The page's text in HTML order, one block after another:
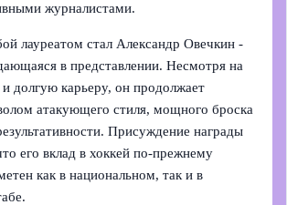
журналистами.
лауреатом стал Александр Овечкин -
в представлении. Несмотря на
долгую карьеру, он продолжает
атакующего стиля, мощного броска
Присуждение награды
его вклад в хоккей по-прежнему
как в национальном, так и в